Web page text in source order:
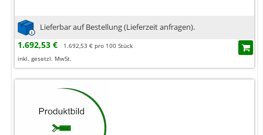
Lieferbar auf Bestellung (Lieferzeit anfragen).
1.692,53 €
1.692,53 € pro 100 Stück
inkl. gesetzl. MwSt.